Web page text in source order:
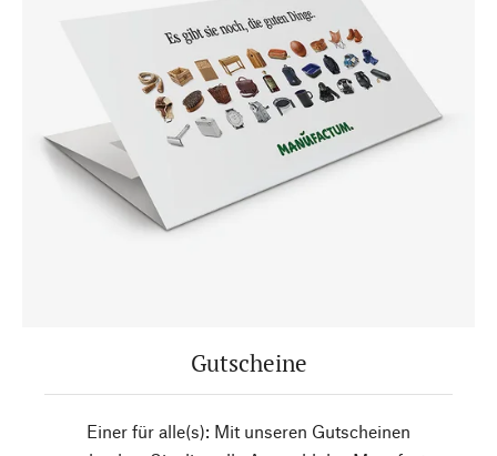
Gutscheine
Einer für alle(s): Mit unseren Gutscheinen